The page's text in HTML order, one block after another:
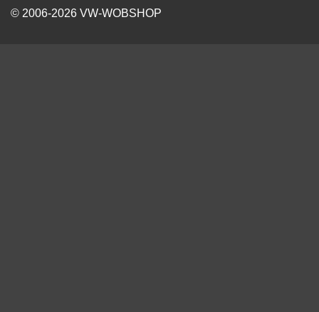
© 2006-2026 VW-WOBSHOP